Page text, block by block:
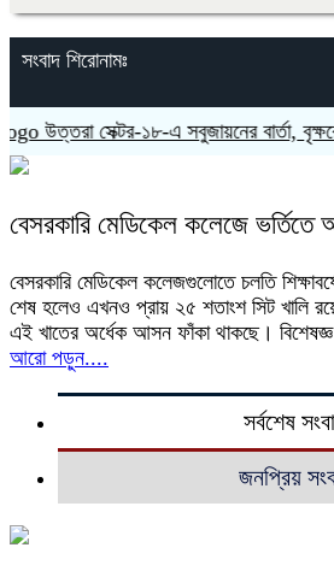
সংবাদ শিরোনামঃ
উত্তরা সেক্টর-১৮-এ সবুজায়নের বার্তা,
বেসরকারি মেডিকেল কলেজে
বেসরকারি মেডিকেল কলেজগুলোতে চলতি
শেষ হলেও এখনও প্রায় ২৫ শতাংশ সিট খালি
এই খাতের অর্ধেক আসন ফাঁকা থাকছে। বিশেষজ্ঞ
আরো পড়ুন....
সর্বশেষ
জনপ্রিয়